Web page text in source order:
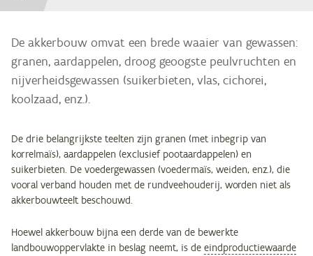
De akkerbouw omvat een brede waaier van gewassen:
granen, aardappelen, droog geoogste peulvruchten en
nijverheidsgewassen (suikerbieten, vlas, cichorei,
koolzaad, enz.).
De drie belangrijkste teelten zijn granen (met inbegrip van
korrelmaïs), aardappelen (exclusief pootaardappelen) en
suikerbieten. De voedergewassen (voedermaïs, weiden, enz.), die
vooral verband houden met de rundveehouderij, worden niet als
akkerbouwteelt beschouwd.
Hoewel akkerbouw bijna een derde van de bewerkte
landbouwoppervlakte in beslag neemt, is de eindproductiewaarde